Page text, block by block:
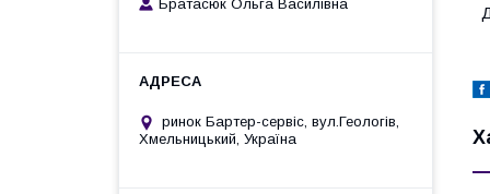
Братасюк Ольга Василівна
ринок Бартер-сервіс, вул.Геологів,
Хмельницький, Україна